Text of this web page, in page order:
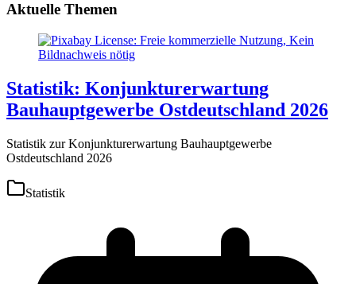
Aktuelle Themen
Statistik: Konjunkturerwartung
Bauhauptgewerbe Ostdeutschland 2026
Statistik zur Konjunkturerwartung Bauhauptgewerbe
Ostdeutschland 2026
Statistik